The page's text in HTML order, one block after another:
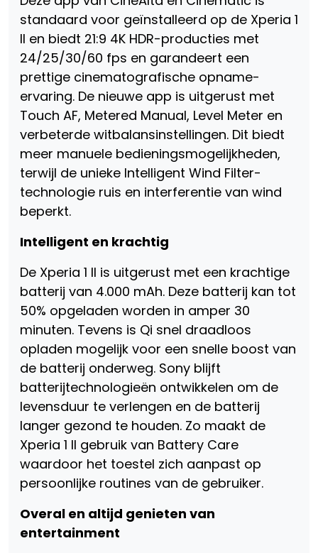
standaard voor geïnstalleerd op de Xperia 1
II en biedt 21:9 4K HDR-producties met
24/25/30/60 fps en garandeert een
prettige cinematografische opname-
ervaring. De nieuwe app is uitgerust met
Touch AF, Metered Manual, Level Meter en
verbeterde witbalansinstellingen. Dit biedt
meer manuele bedieningsmogelijkheden,
terwijl de unieke Intelligent Wind Filter-
technologie ruis en interferentie van wind
beperkt.
Intelligent en krachtig
De Xperia 1 II is uitgerust met een krachtige
batterij van 4.000 mAh. Deze batterij kan tot
50% opgeladen worden in amper 30
minuten. Tevens is Qi snel draadloos
opladen mogelijk voor een snelle boost van
de batterij onderweg. Sony blijft
batterijtechnologieën ontwikkelen om de
levensduur te verlengen en de batterij
langer gezond te houden. Zo maakt de
Xperia 1 II gebruik van Battery Care
waardoor het toestel zich aanpast op
persoonlijke routines van de gebruiker.
Overal en altijd genieten van
entertainment